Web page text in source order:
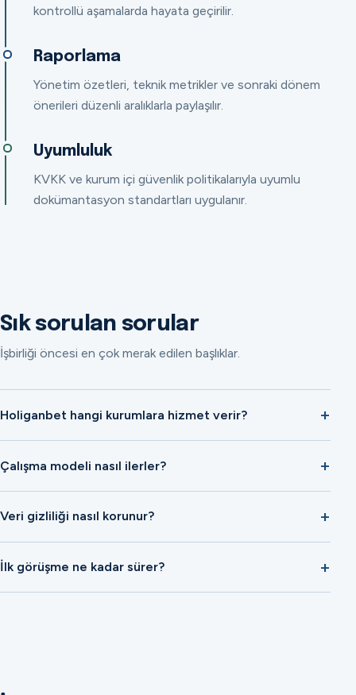
kontrollü aşamalarda hayata geçirilir.
Raporlama
Yönetim özetleri, teknik metrikler ve sonraki dönem
önerileri düzenli aralıklarla paylaşılır.
Uyumluluk
KVKK ve kurum içi güvenlik politikalarıyla uyumlu
dokümantasyon standartları uygulanır.
Sık sorulan sorular
İşbirliği öncesi en çok merak edilen başlıklar.
Holiganbet hangi kurumlara hizmet verir?
Çalışma modeli nasıl ilerler?
Veri gizliliği nasıl korunur?
İlk görüşme ne kadar sürer?